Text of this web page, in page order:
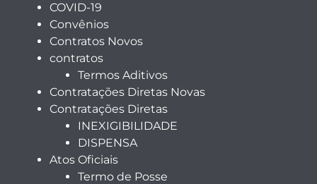
COVID-19
Convênios
Contratos Novos
contratos
Termos Aditivos
Contratações Diretas Novas
Contratações Diretas
INEXIGIBILIDADE
DISPENSA
Atos Oficiais
Termo de Posse